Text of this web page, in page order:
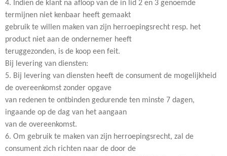
4. Indien de klant na afloop van de in lid 2 en 3 genoemde
termijnen niet kenbaar heeft gemaakt
gebruik te willen maken van zijn herroepingsrecht resp. het
product niet aan de ondernemer heeft
teruggezonden, is de koop een feit.
Bij levering van diensten:
5. Bij levering van diensten heeft de consument de mogelijkheid
de overeenkomst zonder opgave
van redenen te ontbinden gedurende ten minste 7 dagen,
ingaande op de dag van het aangaan
van de overeenkomst.
6. Om gebruik te maken van zijn herroepingsrecht, zal de
consument zich richten naar de door de